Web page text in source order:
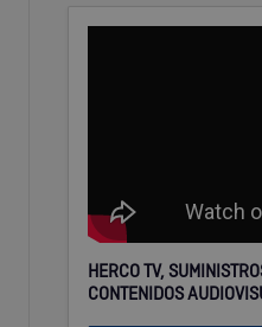
HERCO TV,
CONTENIDOS